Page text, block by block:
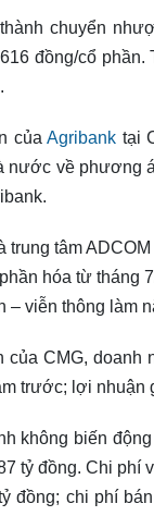
chuyển
đồng/cổ
củaAgribank tại
nước về phương
trung tâm
hóa từ tháng
– viễn thông làm
của CMG,
trước; lợi nhuận
không biến
tỷ đồng. Chi phí
đồng; chi phí